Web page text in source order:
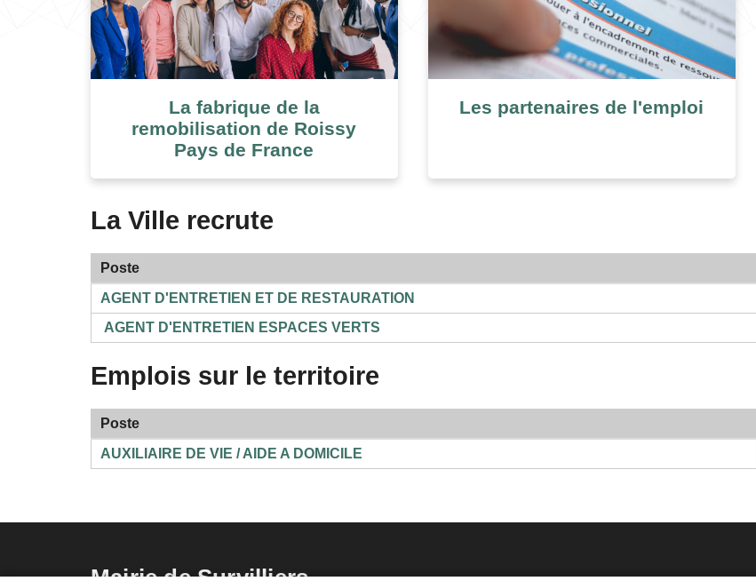
La fabrique de la
remobilisation de Roissy
Pays de France
Les partenaires de l'emploi
La Ville recrute
Poste
AGENT D'ENTRETIEN ET DE RESTAURATION
AGENT D'ENTRETIEN ESPACES VERTS
Emplois sur le territoire
Poste
AUXILIAIRE DE VIE / AIDE A DOMICILE